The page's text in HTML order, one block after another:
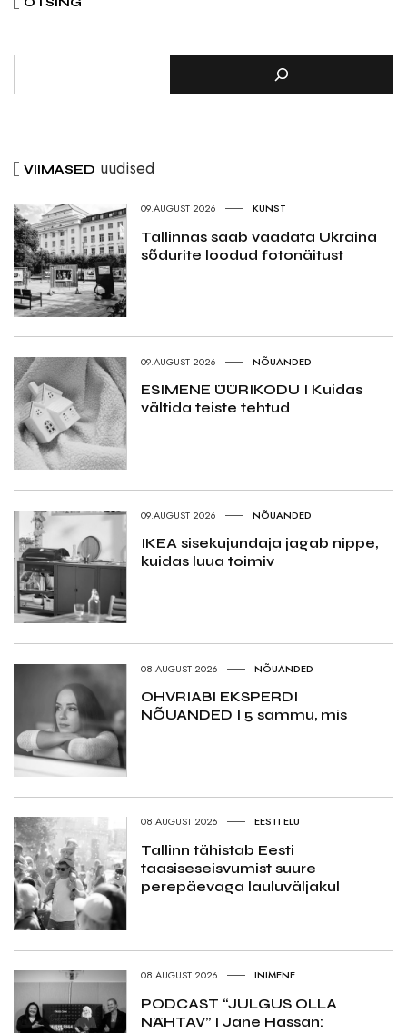
VIIMASED uudised
09.AUGUST 2026 KUNST
Tallinnas saab vaadata Ukraina
sõdurite loodud fotonäitust
09.AUGUST 2026 NÕUANDED
ESIMENE ÜÜRIKODU I Kuidas
vältida teiste tehtud
09.AUGUST 2026 NÕUANDED
IKEA sisekujundaja jagab nippe,
kuidas luua toimiv
08.AUGUST 2026 NÕUANDED
OHVRIABI EKSPERDI
NÕUANDED I 5 sammu, mis
08.AUGUST 2026 EESTI ELU
Tallinn tähistab Eesti
taasiseseisvumist suure
perepäevaga lauluväljakul
08.AUGUST 2026 INIMENE
PODCAST “JULGUS OLLA
NÄHTAV” I Jane Hassan: